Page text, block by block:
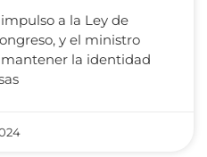
a la Ley de
y el ministro
la identidad